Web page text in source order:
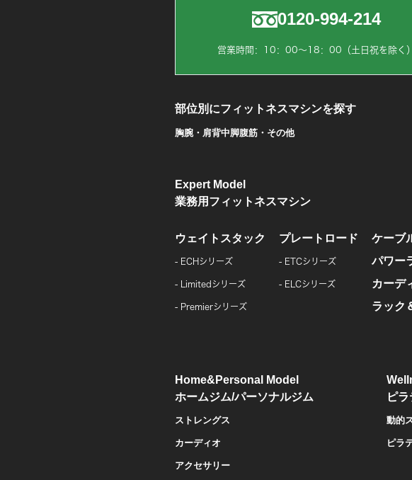
0120-994-214
営業時間：10：00～18：00（土日祝を除く）
部位別にフィットネスマシンを探す
胸腕・肩背中脚腹筋・その他
Expert Model
業務用フィットネスマシン
ウェイトスタック
ECHシリーズ
Limitedシリーズ
Premierシリーズ
プレートロード
ETCシリーズ
ELCシリーズ
ケーブ
パワー
カーデ
ラック
Home&Personal Model
ホームジム/パーソナルジム
ストレングス
カーディオ
アクセサリー
ピ
動的
ピラ